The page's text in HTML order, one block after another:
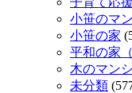
小笹のマ
小笹の家
平和の家
木のマン
未分類